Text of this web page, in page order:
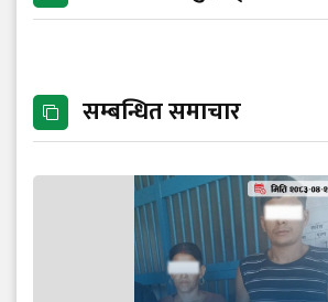
सम्बन्धित समाचार